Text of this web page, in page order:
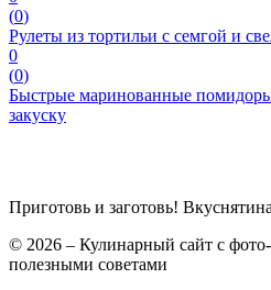
(0)
Рулеты из тортильи с семгой и
0
(0)
Быстрые маринованные
закуску
Приготовь и заготовь! Вкуснятина
© 2026 – Кулинарный сайт с
полезными советами